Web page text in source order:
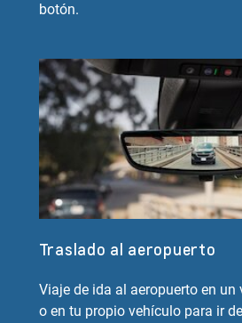
botón.
Traslado al aeropuerto
Viaje de ida al aeropuerto en un
o en tu propio vehículo para ir